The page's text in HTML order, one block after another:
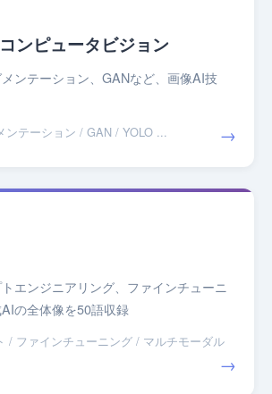
ンピュータビジョン
ンテーション、GANなど、画像AI技
ンテーション / GAN / YOLO ... →
エンジニアリング、ファインチューニ
の全体像を50語収録
/ ファインチューニング / マルチモーダル
→